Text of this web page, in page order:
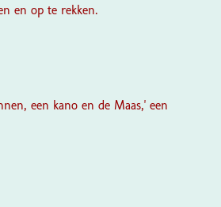
en op te rekken.
een kano en de Maas,' een